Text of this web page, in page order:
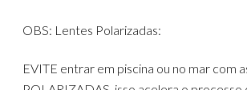
OBS: Lentes Polarizadas:
EVITE entrar em piscina ou no mar com